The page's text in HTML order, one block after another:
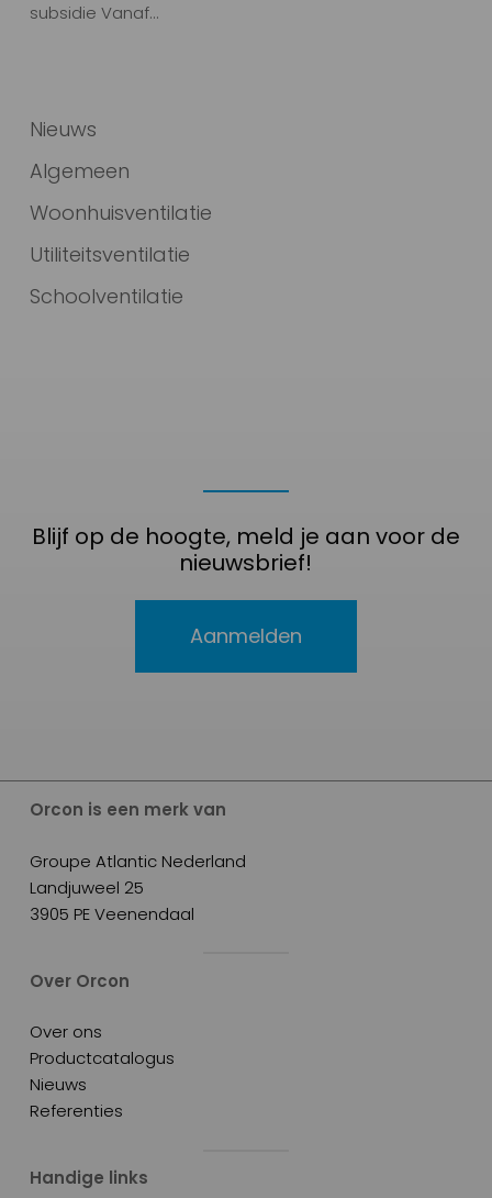
subsidie Vanaf…
Nieuws
Algemeen
Woonhuisventilatie
Utiliteitsventilatie
Schoolventilatie
Blijf op de hoogte, meld je aan voor de
nieuwsbrief!
Aanmelden
Orcon is een merk van
Groupe Atlantic Nederland
Landjuweel 25
3905 PE Veenendaal
Over Orcon
Over ons
Productcatalogus
Nieuws
Referenties
Handige links